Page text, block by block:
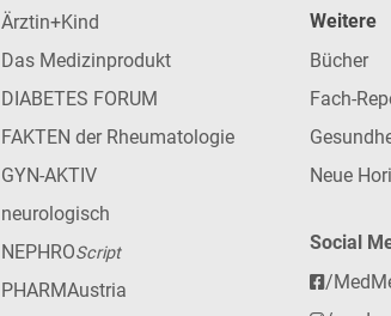
Ärztin+Kind
Das Medizinprodukt
DIABETES FORUM
FAKTEN der Rheumatologie
GYN-AKTIV
neurologisch
NEPHROScript
PHARMAustria
Weitere
Bücher
Fach-
Neue
Social
/